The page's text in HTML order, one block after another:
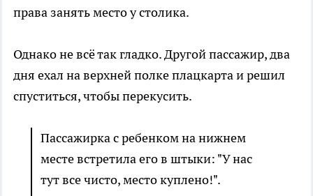
права занять место у столика.
Однако не всё так гладко. Другой пассажир, два
дня ехал на верхней полке плацкарта и решил
спуститься, чтобы перекусить.
Пассажирка с ребенком на нижнем
месте встретила его в штыки: "У нас
тут все чисто, место куплено!".